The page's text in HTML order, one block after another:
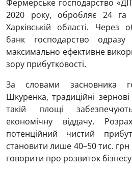
Фермерське господарство
2020 року, обробляє 24 га
Харківській області. Через
банк господарство
максимально ефективне
зору прибутковості.
За словами засновника
Шкуренка, традиційні
такій площі
економічну віддачу.
потенційний чистий
становити лише 40–50 тис.
говорити про розвиток